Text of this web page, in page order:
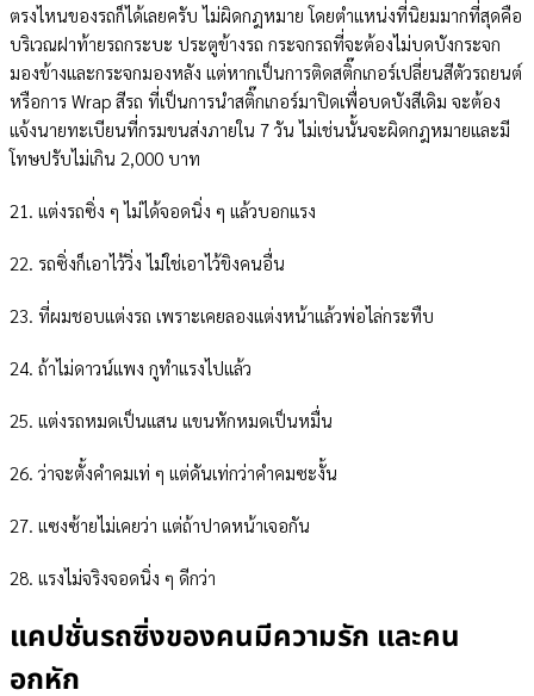
ตรงไหนของรถก็ได้เลยครับ ไม่ผิดกฎหมาย โดยตำแหน่งที่นิยมมากที่สุดคือ
บริเวณฝาท้ายรถกระบะ ประตูข้างรถ กระจกรถที่จะต้องไม่บดบังกระจก
มองข้างและกระจกมองหลัง แต่หากเป็นการติดสติ๊กเกอร์เปลี่ยนสีตัวรถยนต์
หรือการ Wrap สีรถ ที่เป็นการนำสติ๊กเกอร์มาปิดเพื่อบดบังสีเดิม จะต้อง
แจ้งนายทะเบียนที่กรมขนส่งภายใน 7 วัน ไม่เช่นนั้นจะผิดกฎหมายและมี
โทษปรับไม่เกิน 2,000 บาท
21. แต่งรถซิ่ง ๆ ไม่ได้จอดนิ่ง ๆ แล้วบอกแรง
22. รถซิ่งก็เอาไว้วิ่ง ไม่ใช่เอาไว้ขิงคนอื่น
23. ที่ผมชอบแต่งรถ เพราะเคยลองแต่งหน้าแล้วพ่อไล่กระทืบ
24. ถ้าไม่ดาวน์แพง กูทำแรงไปแล้ว
25. แต่งรถหมดเป็นแสน แขนหักหมดเป็นหมื่น
26. ว่าจะตั้งคำคมเท่ ๆ แต่ดันเท่กว่าคำคมซะงั้น
27. แซงซ้ายไม่เคยว่า แต่ถ้าปาดหน้าเจอกัน
28. แรงไม่จริงจอดนิ่ง ๆ ดีกว่า
แคปชั่นรถซิ่งของคนมีความรัก และคน
อกหัก